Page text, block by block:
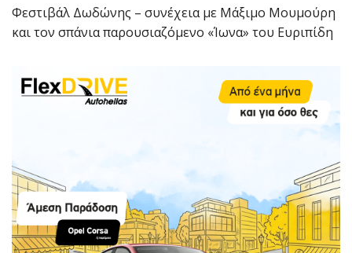
Φεστιβάλ Δωδώνης – συνέχεια με Μάξιμο Μουμούρη
και τον σπάνια παρουσιαζόμενο «Ίωνα» του Ευριπίδη